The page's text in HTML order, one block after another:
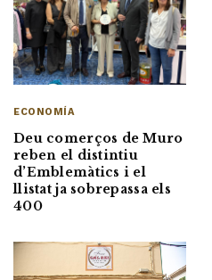
ECONOMÍA
Deu comerços de Muro
reben el distintiu
d’Emblemàtics i el
llistat ja sobrepassa els
400